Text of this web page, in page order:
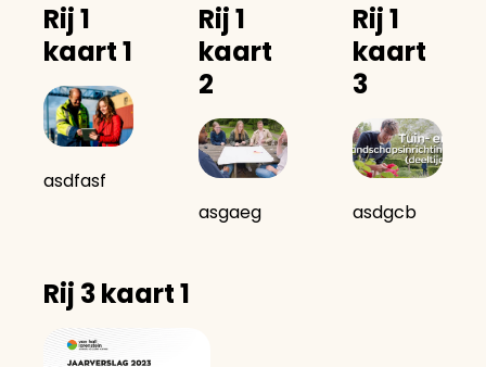
Rij 1
kaart 1
asdfasf
Rij 1
kaart
2
asgaeg
Rij 1
kaart
3
asdgcb
Rij 3 kaart 1